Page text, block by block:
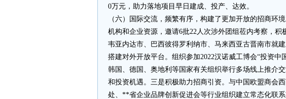
0万元，助力落地项目早日建成、投产、达效。
（六）国际交流，频繁有序，构建了更加开放的招商环
机构和企业资源，邀请6批22人次涉外团组莅内考察，
韦亚内达市、巴西彼得罗利纳市、马来西亚古晋南市就
搭建对外开放平台。组织参加2022汉诺威工博会“投资
韩国、德国、奥地利等国家有关组织举行多场线上推介
和投资机遇。三是积极助力招商引资。与中国欧盟商会
处、**省企业品牌创新促进会等行业组织建立常态化联